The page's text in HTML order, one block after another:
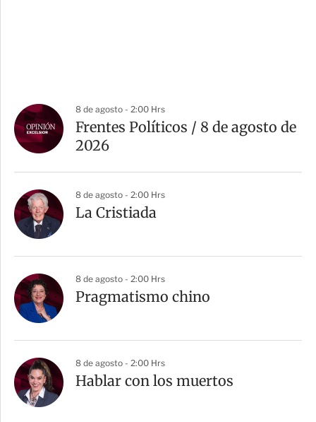
8 de agosto - 2:00 Hrs
Frentes Políticos / 8 de agosto de
2026
8 de agosto - 2:00 Hrs
La Cristiada
8 de agosto - 2:00 Hrs
Pragmatismo chino
8 de agosto - 2:00 Hrs
Hablar con los muertos